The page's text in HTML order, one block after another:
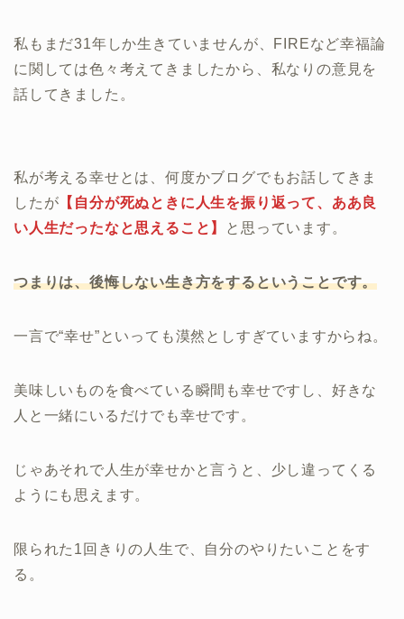
私もまだ31年しか生きていませんが、FIREなど幸福論
に関しては色々考えてきましたから、私なりの意見を
話してきました。
私が考える幸せとは、何度かブログでもお話してきま
したが 【自分が死ぬときに人生を振り返って、ああ良
い人生だったなと思えること】
と思っています。
つまりは、後悔しない生き方をするということです。
一言で“幸せ”といっても漠然としすぎていますからね。
美味しいものを食べている瞬間も幸せですし、好きな
人と一緒にいるだけでも幸せです。
じゃあそれで人生が幸せかと言うと、少し違ってくる
ようにも思えます。
限られた1回きりの人生で、自分のやりたいことをす
る。